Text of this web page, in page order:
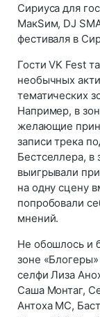
Сириуса для
МакSим, DJ
фестиваля в
Гости VK Fest
необычных
тематических
Например, в
желающие
записи трека
Бестселлера, в
выигрывали
на одну сцену
попробовали
мнений.
Не обошлось и
зоне
селфи Лиза
Саша Монтаг,
Антоха МС,